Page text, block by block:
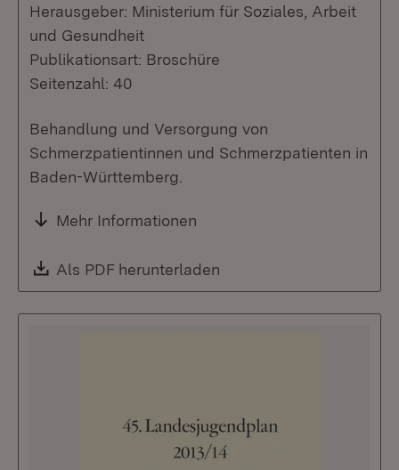
Herausgeber: Ministerium für Soziales, Arbeit
und Gesundheit
Publikationsart: Broschüre
Seitenzahl: 40
Behandlung und Versorgung von
Schmerzpatientinnen und Schmerzpatienten in
Baden-Württemberg.
Mehr Informationen
Download:
Als PDF herunterladen